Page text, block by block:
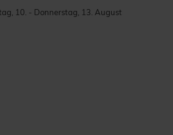
10. - Donnerstag, 13. August